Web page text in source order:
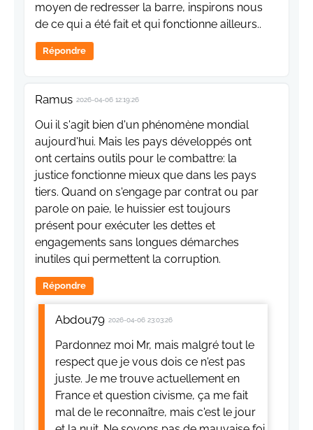
moyen de redresser la barre, inspirons nous
de ce qui a été fait et qui fonctionne ailleurs..
Répondre
Ramus 2026-04-06 12:19:26
Oui il s'agit bien d'un phénomène mondial
aujourd'hui. Mais les pays développés ont
ont certains outils pour le combattre: la
justice fonctionne mieux que dans les pays
tiers. Quand on s'engage par contrat ou par
parole on paie, le huissier est toujours
présent pour exécuter les dettes et
engagements sans longues démarches
inutiles qui permettent la corruption.
Répondre
Abdou79 2026-04-06 23:03:26
Pardonnez moi Mr, mais malgré tout le
respect que je vous dois ce n'est pas
juste. Je me trouve actuellement en
France et question civisme, ça me fait
mal de le reconnaître, mais c'est le jour